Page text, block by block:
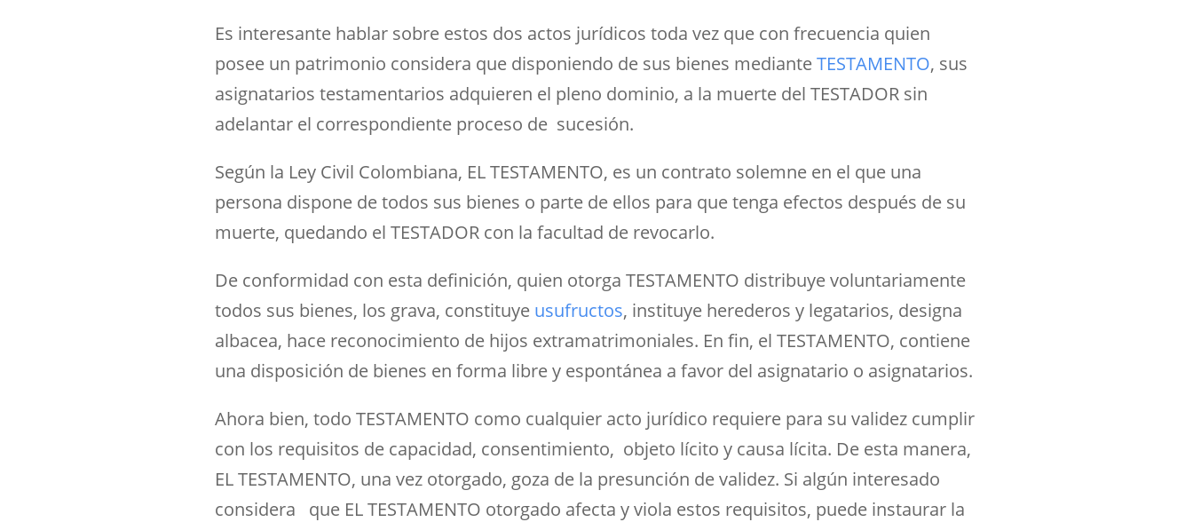
Es interesante hablar sobre estos dos actos jurídicos toda vez que con frecuencia quien
posee un patrimonio considera que disponiendo de sus bienes medianteTESTAMENTO, sus
asignatarios testamentarios adquieren el pleno dominio, a la muerte del TESTADOR sin
adelantar el correspondiente proceso de sucesión.
Según la Ley Civil Colombiana, EL TESTAMENTO, es un contrato solemne en el que una
persona dispone de todos sus bienes o parte de ellos para que tenga efectos después de su
muerte, quedando el TESTADOR con la facultad de revocarlo.
De conformidad con esta definición, quien otorga TESTAMENTO distribuye voluntariamente
todos sus bienes, los grava, constituye usufructos, instituye herederos y legatarios, designa
albacea, hace reconocimiento de hijos extramatrimoniales. En fin, el TESTAMENTO, contiene
una disposición de bienes en forma libre y espontánea a favor del asignatario o asignatarios.
Ahora bien, todo TESTAMENTO como cualquier acto jurídico requiere para su validez cumplir
con los requisitos de capacidad, consentimiento, objeto lícito y causa lícita. De esta manera,
EL TESTAMENTO, una vez otorgado, goza de la presunción de validez. Si algún interesado
considera que EL TESTAMENTO otorgado afecta y viola estos requisitos, puede instaurar la